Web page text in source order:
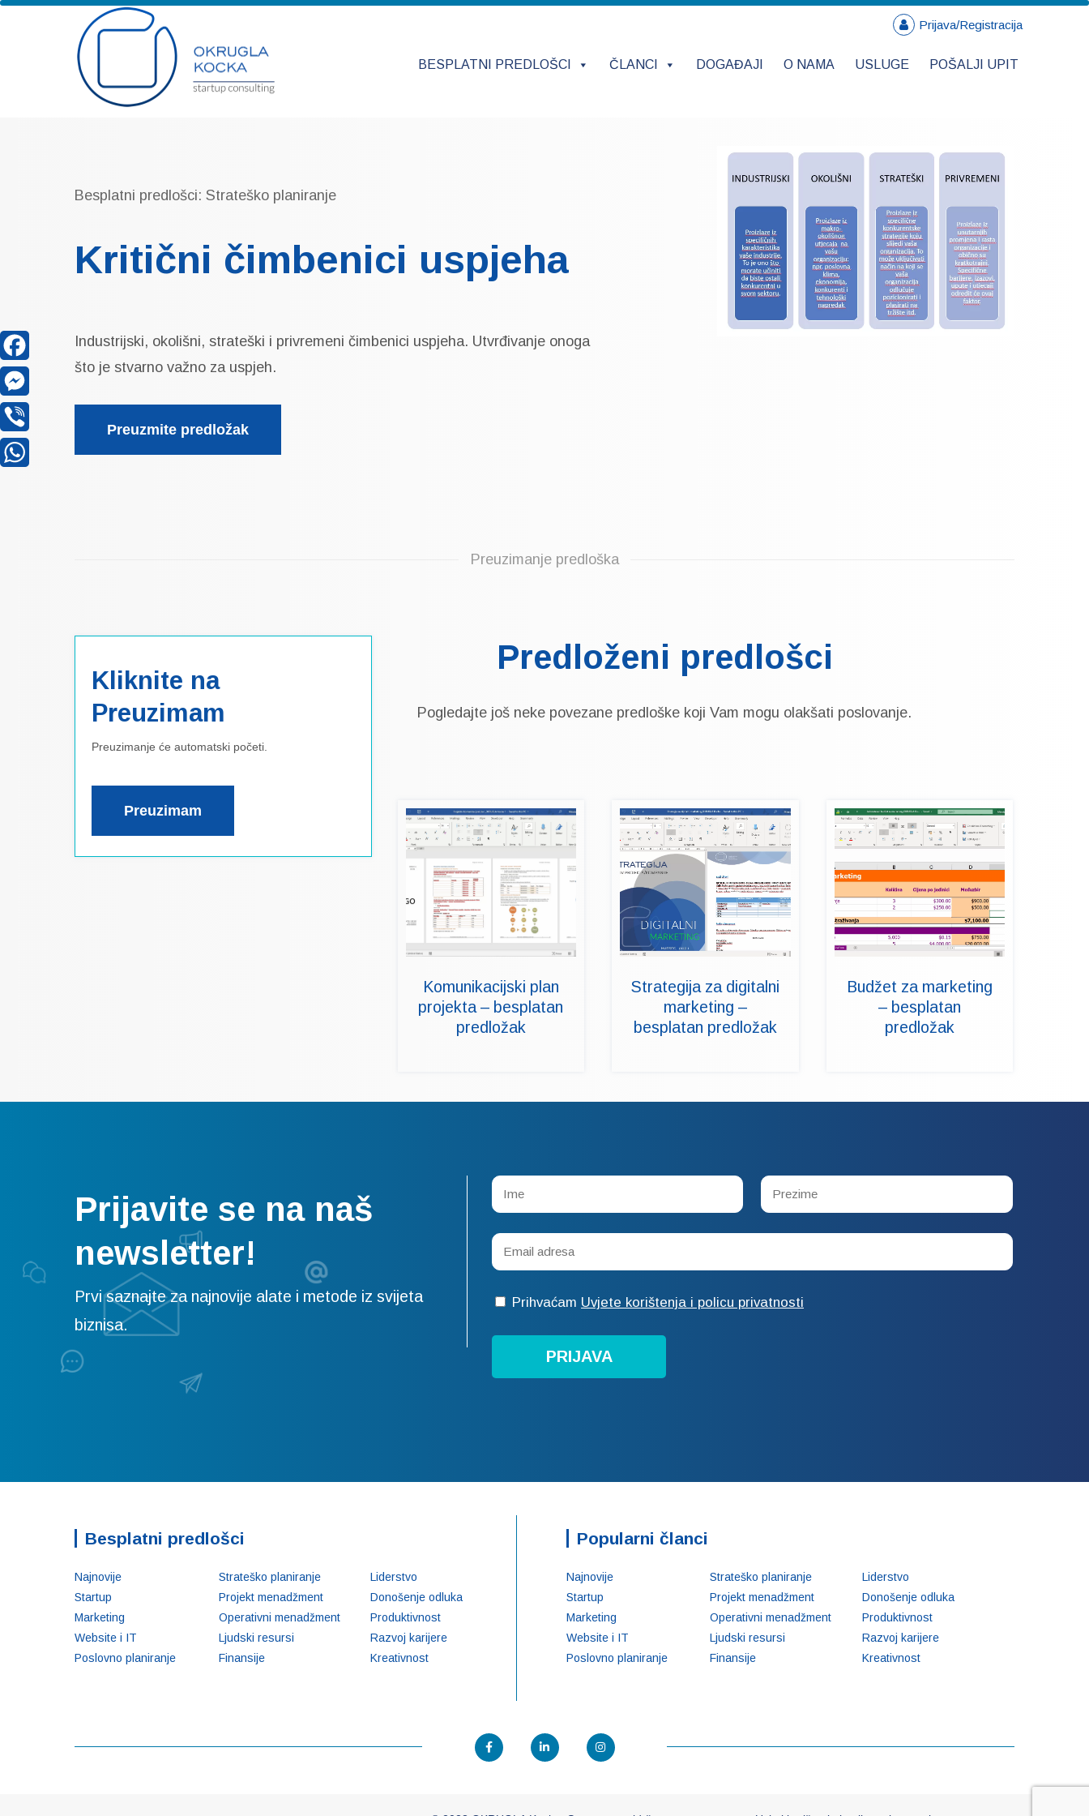
Prijava/Registracija
BESPLATNI PREDLOŠCI ČLANCI DOGAĐAJI O NAMA USLUGE POŠALJI UPIT
Besplatni predlošci: Strateško planiranje
Kritični čimbenici uspjeha
Industrijski, okolišni, strateški i privremeni čimbenici uspjeha. Utvrđivanje onoga
što je stvarno važno za uspjeh.
Preuzmite predložak
Preuzimanje predloška
Kliknite na
Preuzimam
Preuzimanje će automatski početi.
Preuzimam
Predloženi predlošci
Pogledajte još neke povezane predloške koji Vam mogu olakšati poslovanje.
Komunikacijski plan
projekta – besplatan
predložak
Strategija za digitalni
marketing –
besplatan predložak
Budžet za marketing
– besplatan
predložak
Facebook
Messenger
Viber
Prijavite se na naš
newsletter!
Prvi saznajte za najnovije alate i metode iz svijeta
biznisa.
Prihvaćam Uvjete korištenja i policu privatnosti
Besplatni predlošci
Najnovije
Startup
Marketing
Website i IT
Poslovno planiranje
Strateško planiranje
Projekt menadžment
Operativni menadžment
Ljudski resursi
Finansije
Liderstvo
Donošenje odluka
Produktivnost
Razvoj karijere
Kreativnost
Popularni članci
Najnovije
Startup
Marketing
Website i IT
Poslovno planiranje
Strateško planiranje
Projekt menadžment
Operativni menadžment
Ljudski resursi
Finansije
Liderstvo
Donošenje odluka
Produktivnost
Razvoj karijere
Kreativnost